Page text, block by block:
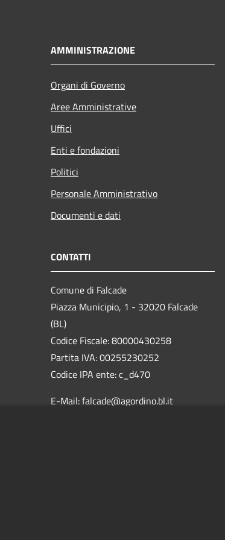
AMMINISTRAZIONE
Organi di Governo
Aree Amministrative
Uffici
Enti e fondazioni
Politici
Personale Amministrativo
Documenti e dati
CONTATTI
Comune di Falcade
Piazza Municipio, 1 - 32020 Falcade
(BL)
Codice Fiscale: 80000430258
Partita IVA: 00255230252
Codice IPA ente: c_d470
E-Mail: falcade@agordino.bl.it